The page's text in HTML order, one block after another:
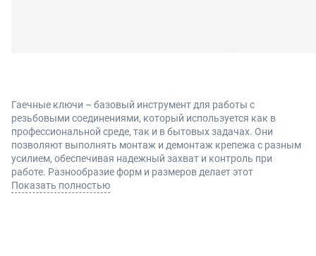
Гаечные ключи – базовый инструмент для работы с
резьбовыми соединениями, который используется как в
профессиональной среде, так и в бытовых задачах. Они
позволяют выполнять монтаж и демонтаж крепежа с разным
усилием, обеспечивая надежный захват и контроль при
работе. Разнообразие форм и размеров делает этот
инструмент универсальным решением для большинства
Показать полностью